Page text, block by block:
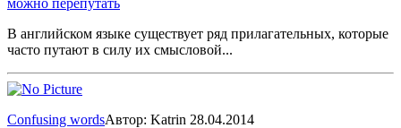
В английском языке существует ряд прилагательных, которые
часто путают в силу их смысловой...
Confusing wordsАвтор: Katrin 28.04.2014